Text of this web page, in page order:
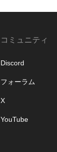
コミュニティ
Discord
フォーラム
X
YouTube